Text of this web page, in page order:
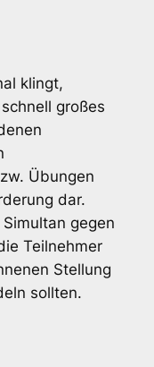
klingt,
großes
Übungen
dar.
gegen
Teilnehmer
Stellung
sollten.